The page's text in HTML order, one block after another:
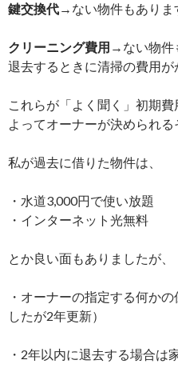
鍵交換代→ない物件もありま
クリーニング費用 →ない物件
退去するときに清掃の費用が
これらが「よく聞く」初期
よってオーナーが決められる
私が過去に借りた物件は、
・水道3,000円で使い放題
・インターネット光無料
とか良い面もありましたが、
・オーナーの指定する何か
したが2年更新）
・2年以内に退去する場合は